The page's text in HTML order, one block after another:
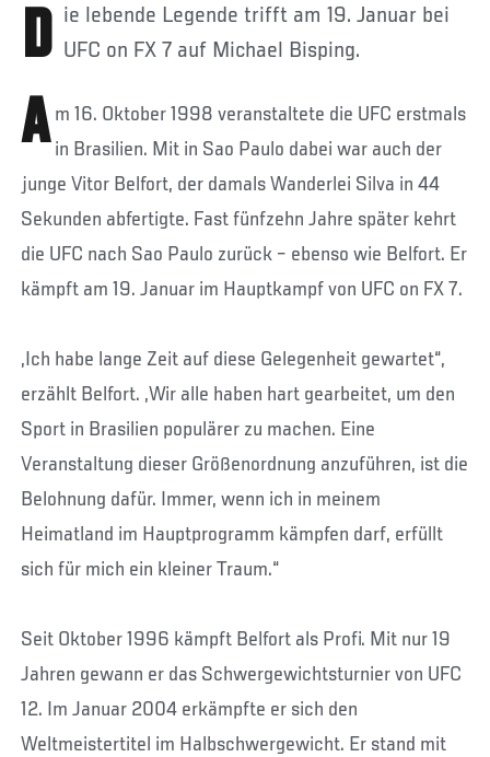
Die lebende Legende trifft am 19. Januar bei UFC on FX 7 auf Michael Bisping.
A m 16. Oktober 1998 veranstaltete die UFC erstmals
in Brasilien. Mit in Sao Paulo dabei war auch der
junge Vitor Belfort, der damals Wanderlei Silva in 44
Sekunden abfertigte. Fast fünfzehn Jahre später kehrt
die UFC nach Sao Paulo zurück – ebenso wie Belfort. Er
kämpft am 19. Januar im Hauptkampf von UFC on FX 7.
„Ich habe lange Zeit auf diese Gelegenheit gewartet“,
erzählt Belfort. „Wir alle haben hart gearbeitet, um den
Sport in Brasilien populärer zu machen. Eine
Veranstaltung dieser Größenordnung anzuführen, ist die
Belohnung dafür. Immer, wenn ich in meinem
Heimatland im Hauptprogramm kämpfen darf, erfüllt
sich für mich ein kleiner Traum.“
Seit Oktober 1996 kämpft Belfort als Profi. Mit nur 19
Jahren gewann er das Schwergewichtsturnier von UFC
12. Im Januar 2004 erkämpfte er sich den
Weltmeistertitel im Halbschwergewicht. Er stand mit